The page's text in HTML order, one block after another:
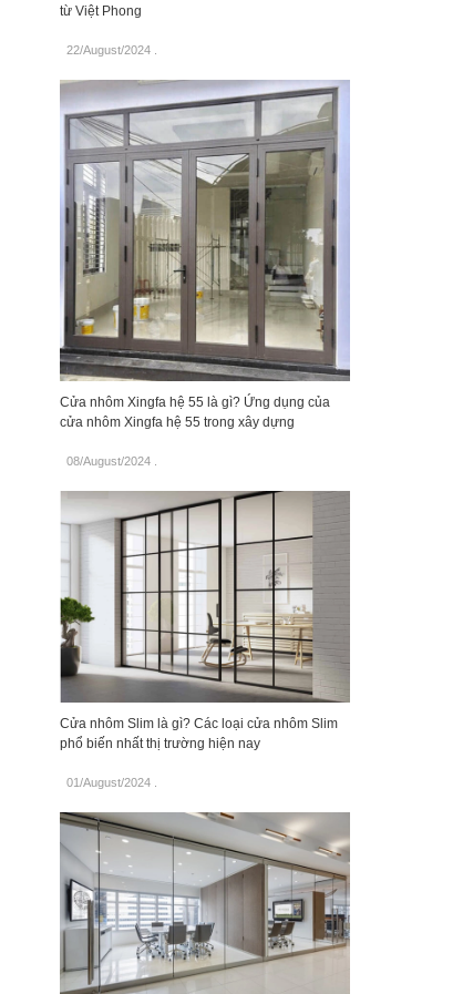
từ Việt Phong
22/August/2024.
Cửa nhôm Xingfa hệ 55 là gì? Ứng dụng của
cửa nhôm Xingfa hệ 55 trong xây dựng
08/August/2024.
Cửa nhôm Slim là gì? Các loại cửa nhôm Slim
phổ biến nhất thị trường hiện nay
01/August/2024.